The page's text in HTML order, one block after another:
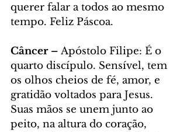
querer falar a todos ao mesmo
tempo. Feliz Páscoa.
Câncer – Apóstolo Filipe: É o
quarto discípulo. Sensível, tem
os olhos cheios de fé, amor, e
gratidão voltados para Jesus.
Suas mãos se unem junto ao
peito, na altura do coração,